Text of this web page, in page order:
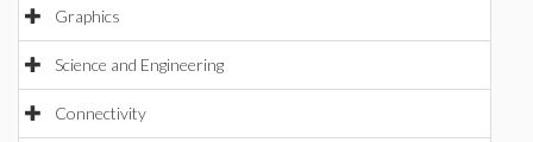
Graphics
Science and Engineering
Connectivity